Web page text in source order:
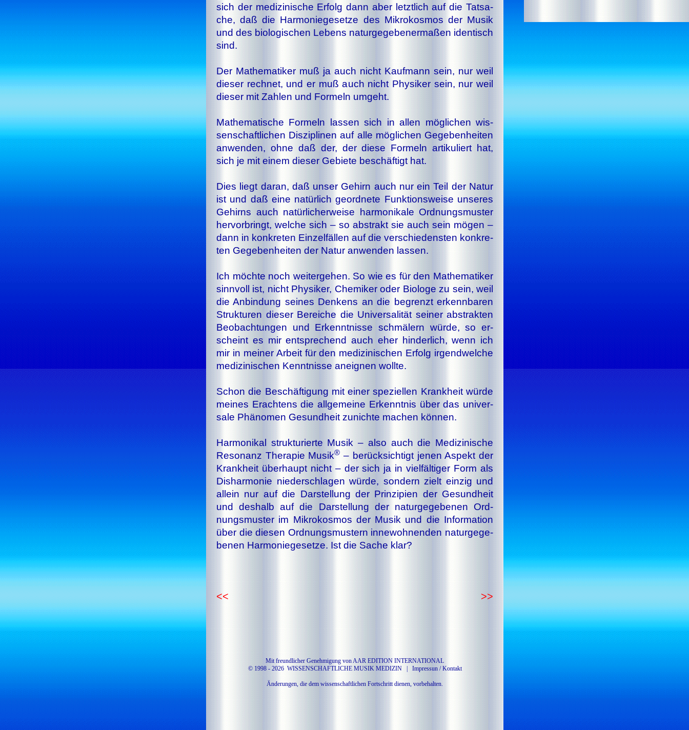
sich der me­di­zi­ni­sche Er­folg dann aber letzt­lich auf die Tat­sa­
che, daß die Har­mo­nie­ge­set­ze des Mi­kro­kos­mos der Mu­sik
und des bio­lo­gi­schen Le­bens na­tur­ge­ge­be­ner­ma­ßen iden­tisch
sind.
Der Ma­the­ma­ti­ker muß ja auch nicht Kauf­mann sein, nur weil
die­ser rech­net, und er muß auch nicht Phy­si­ker sein, nur weil
die­ser mit Zah­len und For­meln um­geht.
Ma­the­ma­ti­sche For­meln las­sen sich in al­len mög­li­chen wis­
sen­schaft­li­chen Dis­zi­pli­nen auf al­le mög­li­chen Ge­ge­ben­hei­ten
an­wen­den, ohne daß der, der die­se For­meln ar­ti­ku­liert hat,
sich je mit ei­nem die­ser Ge­bie­te be­schäf­tigt hat.
Dies liegt da­ran, daß un­ser Ge­hirn auch nur ein Teil der Na­tur
ist und daß ei­ne na­tür­lich ge­ord­ne­te Funk­ti­ons­wei­se un­se­res
Ge­hirns auch na­tür­li­cher­wei­se har­mo­ni­ka­le Ord­nungs­mus­ter
her­vor­bringt, wel­che sich – so ab­strakt sie auch sein mö­gen –
dann in kon­kre­ten Ein­zel­fäl­len auf die ver­schie­dens­ten kon­kre­
ten Ge­ge­ben­hei­ten der Na­tur an­wen­den las­sen.
Ich möch­te noch wei­ter­ge­hen. So wie es für den Ma­the­ma­ti­ker
sinn­voll ist, nicht Phy­si­ker, Che­mi­ker oder Bio­lo­ge zu sein, weil
die An­bin­dung sei­nes Den­kens an die be­grenzt er­kenn­ba­ren
Struk­tu­ren die­ser Be­rei­che die Uni­ver­sa­li­tät sei­ner ab­strak­ten
Be­ob­ach­tun­gen und Er­kennt­nis­se schmä­lern wür­de, so er­
scheint es mir ent­spre­chend auch eher hin­der­lich, wenn ich
mir in mei­ner Ar­beit für den me­di­zi­ni­schen Er­folg ir­gend­wel­che
me­di­zi­ni­schen Kennt­nis­se an­eig­nen woll­te.
Schon die Be­schäf­ti­gung mit ei­ner spe­zi­el­len Krank­heit wür­de
mei­nes Er­ach­tens die all­ge­mei­ne Er­kennt­nis über das uni­ver­
sa­le Phä­no­men Ge­sund­heit zu­nich­te ma­chen kön­nen.
Har­mo­ni­kal struk­tu­rier­te Mu­sik – al­so auch die Me­di­zi­ni­sche
Re­so­nanz The­ra­pie Mu­sik® – be­rück­sich­tigt je­nen As­pekt der
Krank­heit über­haupt nicht – der sich ja in viel­fäl­ti­ger Form als
Dis­har­mo­nie nie­der­schla­gen wür­de, son­dern zielt ein­zig und
al­lein nur auf die Dar­stel­lung der Prin­zi­pien der Ge­sund­heit
und des­halb auf die Dar­stel­lung der na­tur­ge­ge­be­nen Ord­
nungs­mus­ter im Mi­kro­kos­mos der Mu­sik und die In­for­ma­tion
über die die­sen Ord­nungs­mus­tern in­ne­woh­nen­den na­tur­ge­ge­
be­nen Har­mo­nie­ge­set­ze. Ist die Sa­che klar?
>>
<<
Mit freundlicher Genehmigung von AAR EDITION INTERNATIONAL
© 1998 - 2026 WISSENSCHAFTLICHE MUSIK MEDIZIN | Impressun / Kontakt
Änderungen, die dem wissenschaftlichen Fortschritt dienen, vorbehalten.